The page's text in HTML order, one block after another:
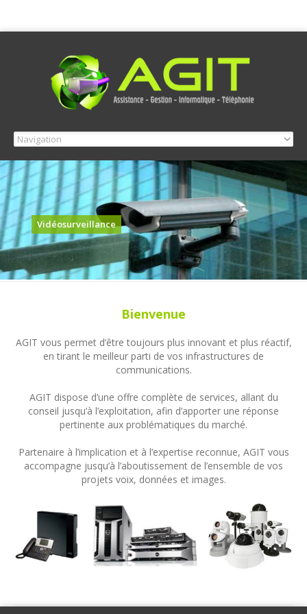
Vidéosurveillance
Bienvenue
AGIT vous permet d’être toujours plus innovant et plus réactif,
en tirant le meilleur parti de vos infrastructures de
communications.
AGIT dispose d’une offre complète de services, allant du
conseil jusqu’à l’exploitation, afin d’apporter une réponse
pertinente aux problématiques du marché.
Partenaire à l’implication et à l’expertise reconnue, AGIT vous
accompagne jusqu’à l’aboutissement de l’ensemble de vos
projets voix, données et images.